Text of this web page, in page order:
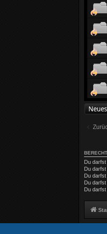
Du darfst
Du darfst
Du
Du
Du darfst